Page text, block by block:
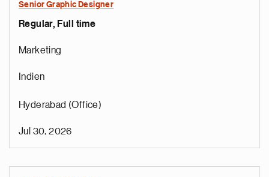
Senior Graphic Designer
Regular, Full time
Marketing
Indien
Hyderabad (Office)
Jul 30, 2026